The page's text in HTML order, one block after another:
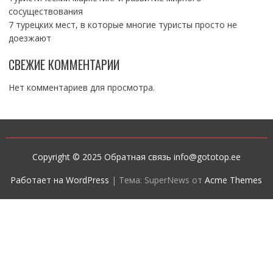
сосуществования
7 турецких мест, в которые многие туристы просто не
доезжают
СВЕЖИЕ КОММЕНТАРИИ
Нет комментариев для просмотра.
Copyright © 2025 Обратная связь info@gototop.ee
Работает на WordPress | Тема: SuperNews отAcme Themes